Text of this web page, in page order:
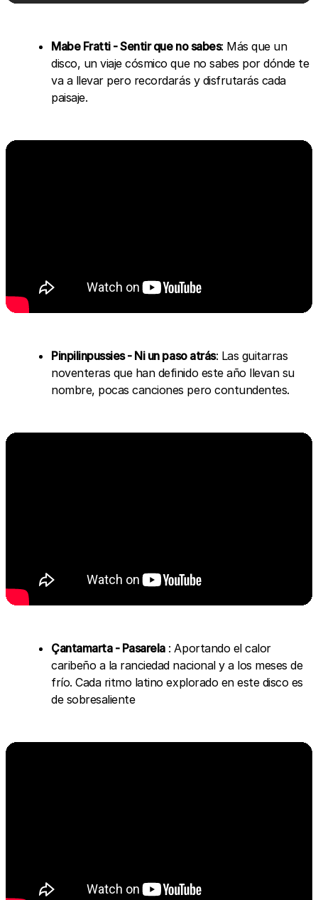
Mabe Fratti - Sentir que no sabes: Más que un
disco, un viaje cósmico que no sabes por dónde te
va a llevar pero recordarás y disfrutarás cada
paisaje.
Pinpilinpussies - Ni un paso atrás: Las guitarras
noventeras que han definido este año llevan su
nombre, pocas canciones pero contundentes.
Çantamarta - Pasarela: Aportando el calor
caribeño a la ranciedad nacional y a los meses de
frío. Cada ritmo latino explorado en este disco es
de sobresaliente